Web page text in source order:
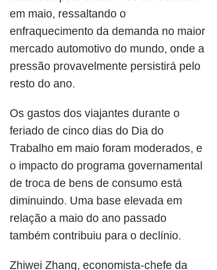
em maio, ressaltando o
enfraquecimento da demanda no maior
mercado automotivo do mundo, onde a
pressão provavelmente persistirá pelo
resto do ano.
Os gastos dos viajantes durante o
feriado de cinco dias do Dia do
Trabalho em maio foram moderados, e
o impacto do programa governamental
de troca de bens de consumo está
diminuindo. Uma base elevada em
relação a maio do ano passado
também contribuiu para o declínio.
Zhiwei Zhang, economista-chefe da